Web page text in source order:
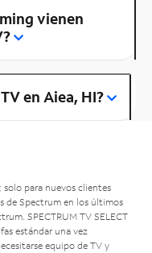
vienen
en Aiea, HI?
para nuevos clientes
de Spectrum en los últimos
SPECTRUM TV SELECT
estándar una vez
equipo de TV y